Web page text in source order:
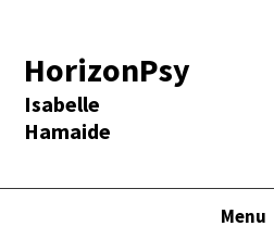
HorizonPsy
Isabelle
Hamaide
Menu